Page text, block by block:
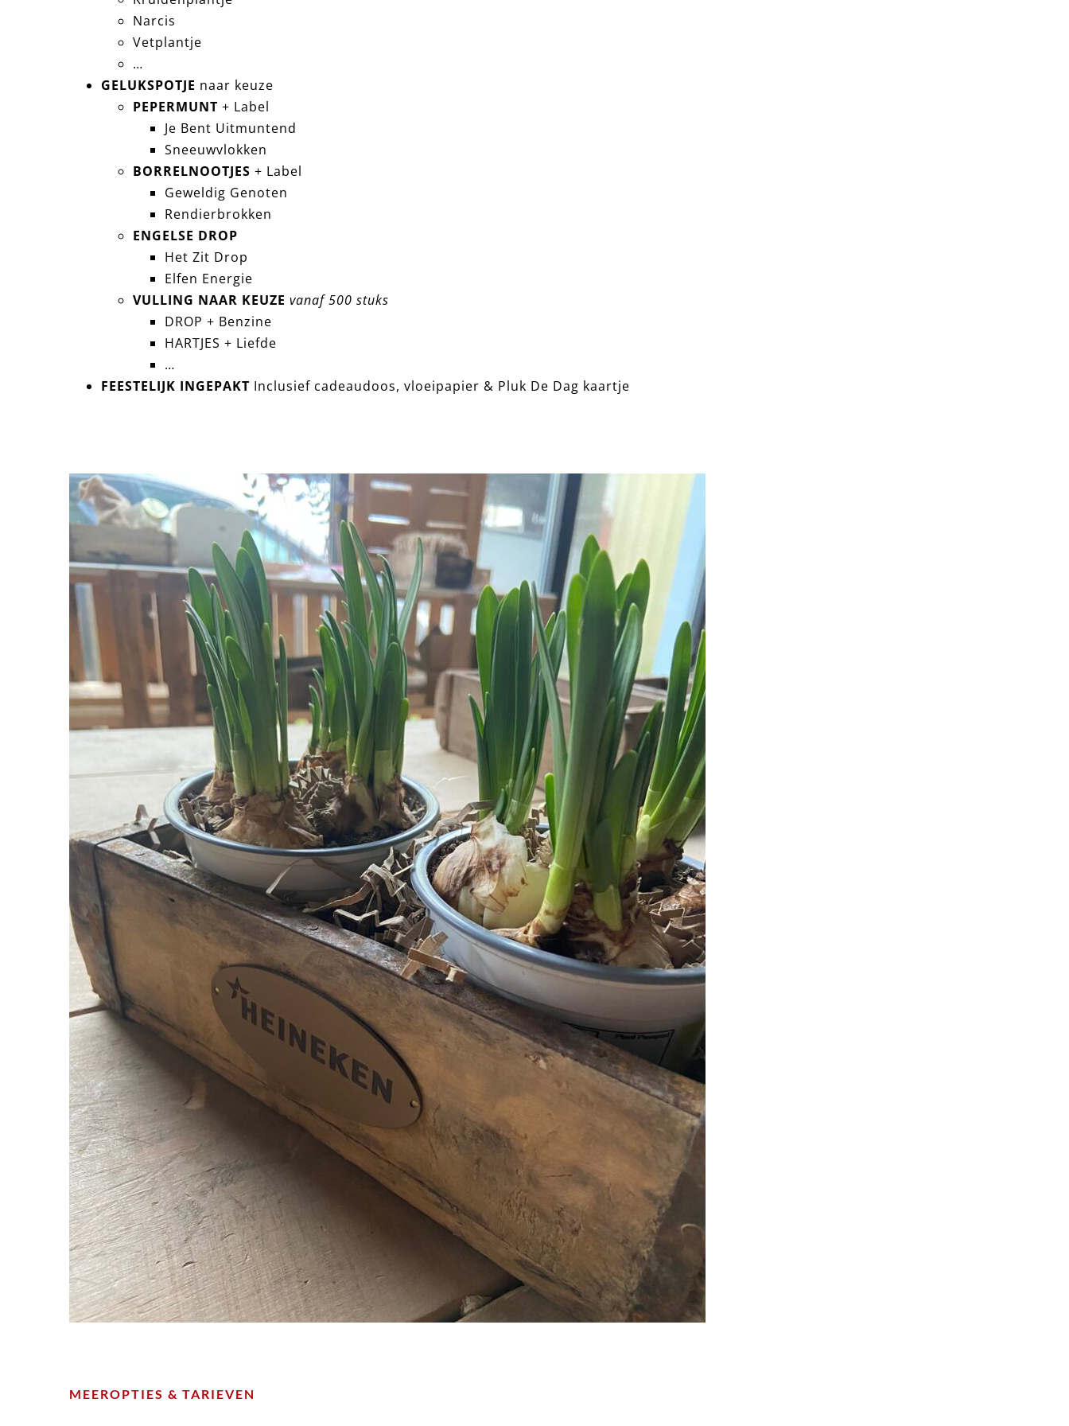
Narcis
Vetplantje
…
GELUKSPOTJE naar keuze
PEPERMUNT + Label
Je Bent Uitmuntend
Sneeuwvlokken
BORRELNOOTJES + Label
Geweldig Genoten
Rendierbrokken
ENGELSE DROP
Het Zit Drop
Elfen Energie
VULLING NAAR KEUZE vanaf 500 stuks
DROP + Benzine
HARTJES + Liefde
…
FEESTELIJK INGEPAKT Inclusief cadeaudoos, vloeipapier & Pluk De Dag kaartje
MEEROPTIES & TARIEVEN